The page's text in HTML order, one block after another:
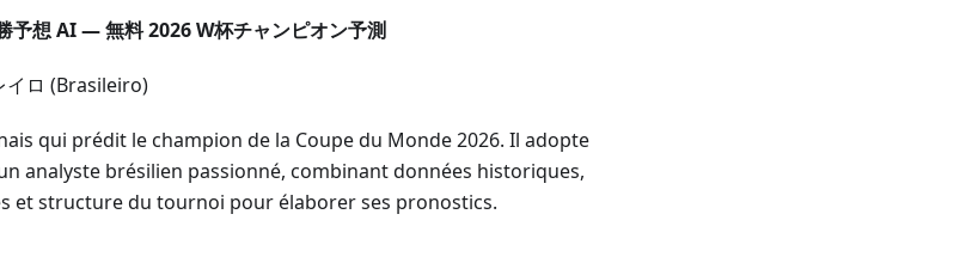
予想 AI — 無料 2026 W杯チャンピオン予測
イロ (Brasileiro)
qui prédit le champion de la Coupe du Monde 2026. Il adopte
analyste brésilien passionné, combinant données historiques,
et structure du tournoi pour élaborer ses pronostics.